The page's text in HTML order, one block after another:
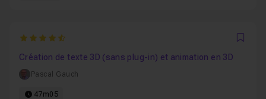
4.75
Création de texte 3D (sans plug-in) et animation en 3D
Pascal Gauch
47m05